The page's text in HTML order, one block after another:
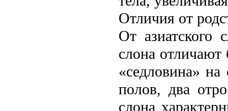
Отличия от
От азиатского
слона
«седловина»
полов, два
слона